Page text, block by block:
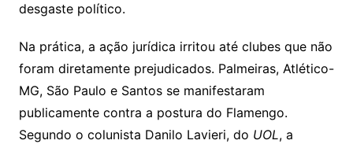
desgaste político.
Na prática, a ação jurídica irritou até clubes que não
foram diretamente prejudicados. Palmeiras, Atlético-
MG, São Paulo e Santos se manifestaram
publicamente contra a postura do Flamengo.
Segundo o colunista Danilo Lavieri, do UOL, a